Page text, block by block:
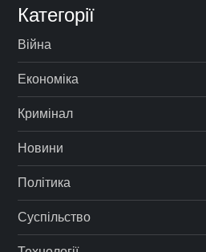
Категорії
Війна
Економіка
Кримінал
Новини
Політика
Суспільство